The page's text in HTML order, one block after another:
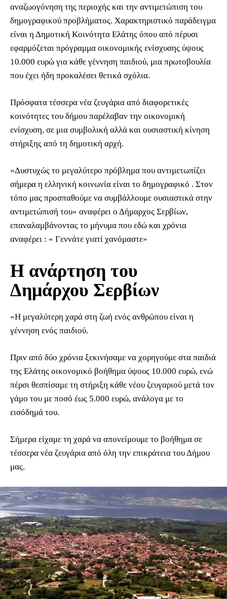
αναζωογόνηση της περιοχής και την αντιμετώπιση του
δημογραφικού προβλήματος. Χαρακτηριστικό παράδειγμα
είναι η Δημοτική Κοινότητα Ελάτης όπου από πέρυσι
εφαρμόζεται πρόγραμμα οικονομικής ενίσχυσης ύψους
10.000 ευρώ για κάθε γέννηση παιδιού, μια πρωτοβουλία
που έχει ήδη προκαλέσει θετικά σχόλια.
Πρόσφατα τέσσερα νέα ζευγάρια από διαφορετικές
κοινότητες του δήμου παρέλαβαν την οικονομική
ενίσχυση, σε μια συμβολική αλλά και ουσιαστική κίνηση
στήριξης από τη δημοτική αρχή.
«Δυστυχώς το μεγαλύτερο πρόβλημα που αντιμετωπίζει
σήμερα η ελληνική κοινωνία είναι το δημογραφικό . Στον
τόπο μας προσπαθούμε να συμβάλλουμε ουσιαστικά στην
αντιμετώπισή του» αναφέρει ο Δήμαρχος Σερβίων,
επαναλαμβάνοντας το μήνυμα που εδώ και χρόνια
αναφέρει : « Γεννάτε γιατί χανόμαστε»
Η ανάρτηση του
Δημάρχου Σερβίων
«Η μεγαλύτερη χαρά στη ζωή ενός ανθρώπου είναι η
γέννηση ενός παιδιού.
Πριν από δύο χρόνια ξεκινήσαμε να χορηγούμε στα παιδιά
της Ελάτης οικονομικό βοήθημα ύψους 10.000 ευρώ, ενώ
πέρσι θεσπίσαμε τη στήριξη κάθε νέου ζευγαριού μετά τον
γάμο του με ποσό έως 5.000 ευρώ, ανάλογα με το
εισόδημά του.
Σήμερα είχαμε τη χαρά να απονείμουμε το βοήθημα σε
τέσσερα νέα ζευγάρια από όλη την επικράτεια του Δήμου
μας.